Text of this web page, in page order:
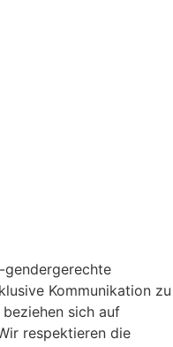
gendergerechte
Kommunikation zu
sich auf
respektieren die